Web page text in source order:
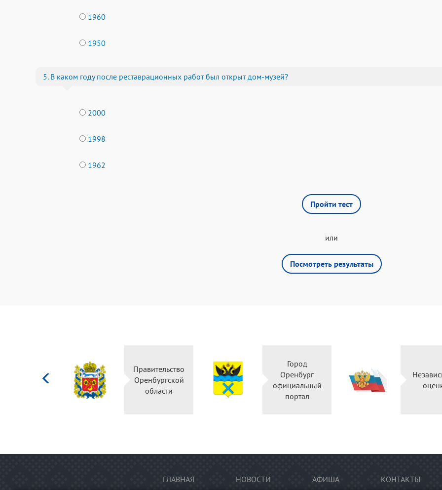
1960
1950
5. В каком году после реставрационных работ был открыт дом-музей?
2000
1998
1962
Пройти тест
или
Посмотреть результаты
Правительство
Оренбургской
области
Город
Оренбург
официальный
портал
ГЛАВНАЯ НОВОСТИ АФИША КОНТАКТЫ